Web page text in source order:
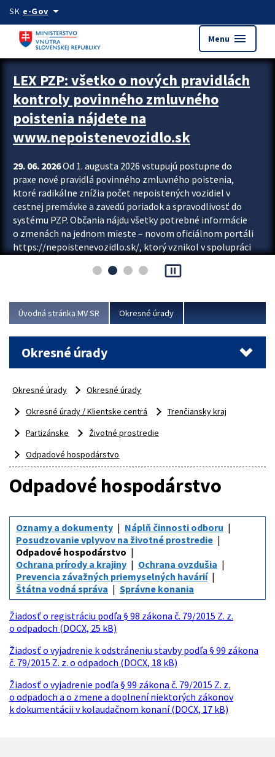
Preskocit na hlavný obsah
SK e-Govarrow_drop_down
Menu menu
Zastavit automatický posun upútavok
LEX PZP: všetko o nových pravidlách
kontroly povinného zmluvného
poistenia nájdete na
www.nepoistenevozidlo.sk
29. 06. 2026Od 1. augusta 2026 vstupujú postupne do
praxe nové pravidlá povinného zmluvného poistenia,
ktoré radikálne znížia počet nepoistených vozidiel v
cestnej premávke a zavedú poriadok a spravodlivosť do
systému PZP. Občania nájdu všetky potrebné informácie
o zmenách na jednom mieste – novom oficiálnom portáli
https://nepoistenevozidlo.sk/, ktorý vznikol v spolupráci
asociácie poisťovní (SLASPO) a Ministerstva vnútra SR.
Viac
pause_presentation
Úvodná stránka MV SR Okresné úrady
Okresné úrady
Okresné úrady
Okresné úrady
Okresné úrady / Klientske centrá
Trenčiansky kraj
Partizánske
Životné prostredie
Odpadové hospodárstvo
Odpadové hospodárstvo
Oznamy a dokumenty
Náplň činnosti odboru
Posudzovanie vplyvov na životné prostredie
Odpadové hospodárstvo
Ochrana prírody a krajiny
Ochrana ovzdušia
Prevencia závažných priemyselných havárií
Štátna vodná správa
Správne konania
Žiadosť o registráciu podľa § 98 zákona č. 79/2015 Z. z.
o odpadoch (DOCX, 25 kB)
Žiadosť o vyjadrenie k odstráneniu stavby podľa § 99 zákona
č. 79/2015 Z. z. o odpadoch (DOCX, 18 kB)
Žiadosť o vyjadrenie podľa § 99 zákona č. 79/2015 Z. z.
o odpadoch a o zmene a doplnení niektorých zákonov
k dokumentácii v kolaudačnom konaní (DOCX, 17 kB)